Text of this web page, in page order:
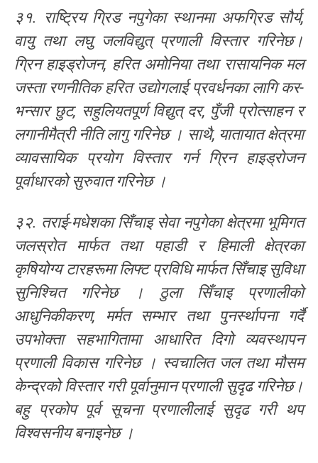
३१. राष्ट्रिय ग्रिड नपुगेका स्थानमा अफग्रिड सौर्य,
वायु तथा लघु जलविद्युत् प्रणाली विस्तार गरिनेछ।
ग्रिन हाइड्रोजन, हरित अमोनिया तथा रासायनिक मल
जस्ता रणनीतिक हरित उद्योगलाई प्रवर्धनका लागि कर-
भन्सार छुट, सहुलियतपूर्ण विद्युत् दर, पुँजी प्रोत्साहन र
लगानीमैत्री नीति लागु गरिनेछ । साथै, यातायात क्षेत्रमा
व्यावसायिक प्रयोग विस्तार गर्न ग्रिन हाइड्रोजन
पूर्वाधारको सुरुवात गरिनेछ ।
३२. तराई-मधेशका सिँचाइ सेवा नपुगेका क्षेत्रमा भूमिगत
जलस्रोत मार्फत तथा पहाडी र हिमाली क्षेत्रका
कृषियोग्य टारहरूमा लिफ्ट प्रविधि मार्फत सिँचाइ सुविधा
सुनिश्चित गरिनेछ । ठुला सिँचाइ प्रणालीको
आधुनिकीकरण, मर्मत सम्भार तथा पुनर्स्थापना गर्दै
उपभोक्ता सहभागितामा आधारित दिगो व्यवस्थापन
प्रणाली विकास गरिनेछ । स्वचालित जल तथा मौसम
केन्द्रको विस्तार गरी पूर्वानुमान प्रणाली सुदृढ गरिनेछ।
बहु प्रकोप पूर्व सूचना प्रणालीलाई सुदृढ गरी थप
विश्वसनीय बनाइनेछ ।